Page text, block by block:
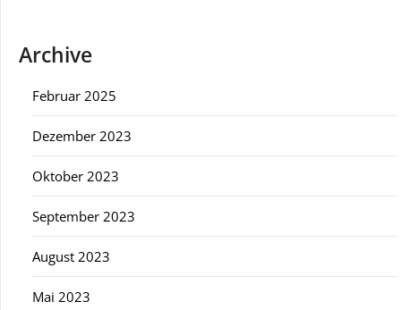
Archive
Februar 2025
Dezember 2023
Oktober 2023
September 2023
August 2023
Mai 2023